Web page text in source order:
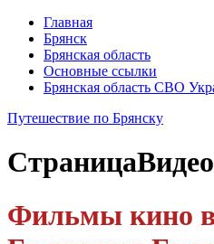
Главная
Брянск
Брянская область
Основные ссылки
Брянская область СВО
Путешествие по Брянску
СтраницаВидео
Фильмы кино